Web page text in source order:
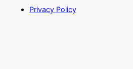
Privacy Policy